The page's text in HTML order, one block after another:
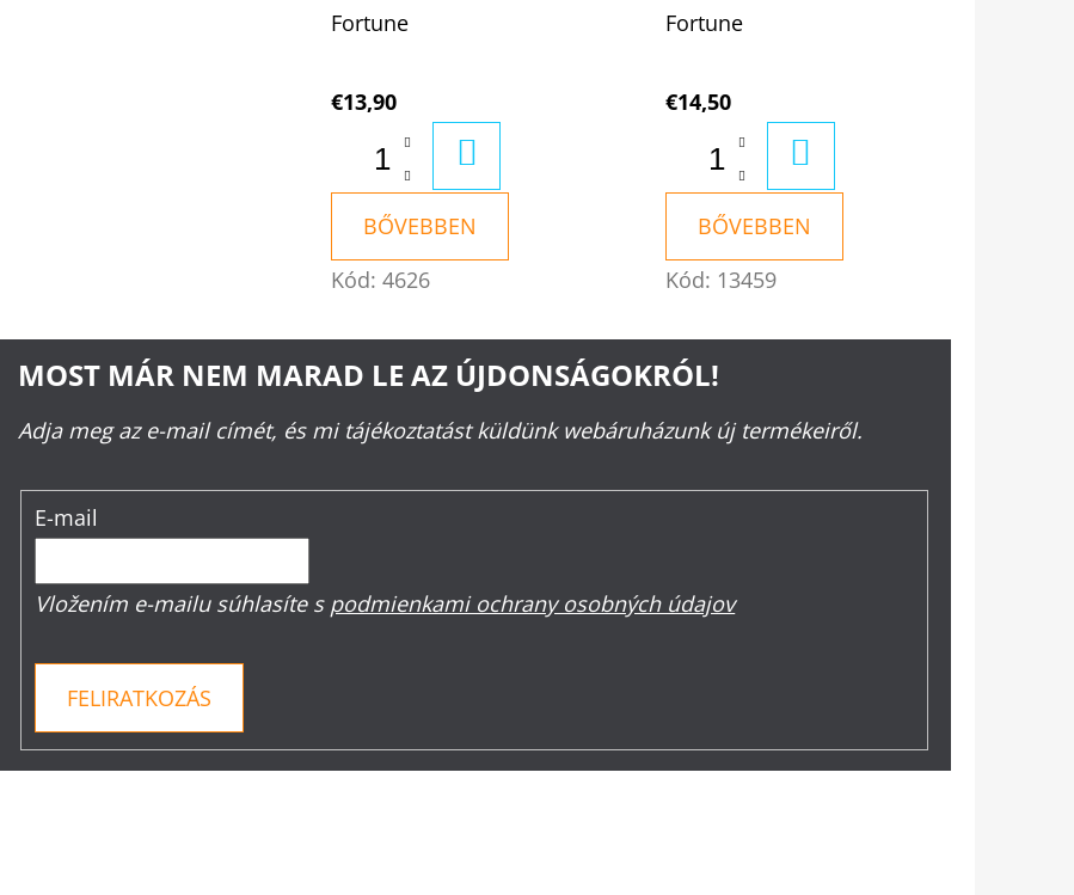
Fortune
€13,90
BŐVEBBEN
Kód:4626
Fortune
€14,50
BŐVEBBEN
Kód: 13459
MOST MÁR NEM MARAD LE AZ ÚJDONSÁGOKRÓL!
Adja meg az e-mail címét, és mi tájékoztatást küldünk webáruházunk új termékeiről.
E-mail
Vložením e-mailu súhlasíte s podmienkami ochrany osobných údajov
FELIRATKOZÁS